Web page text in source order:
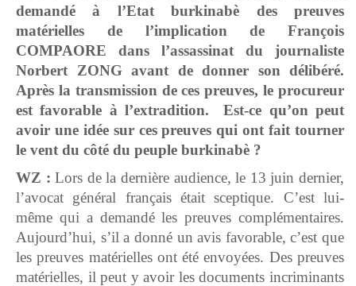
demandé à l’Etat burkinabè des preuves
matérielles de l’implication de François
COMPAORE dans l’assassinat du journaliste
Norbert ZONG avant de donner son délibéré.
Après la transmission de ces preuves, le procureur
est favorable à l’extradition. Est-ce qu’on peut
avoir une idée sur ces preuves qui ont fait tourner
le vent du côté du peuple burkinabè ?
WZ : Lors de la dernière audience, le 13 juin dernier,
l’avocat général français était sceptique. C’est lui-
même qui a demandé les preuves complémentaires.
Aujourd’hui, s’il a donné un avis favorable, c’est que
les preuves matérielles ont été envoyées. Des preuves
matérielles, il peut y avoir les documents incriminants